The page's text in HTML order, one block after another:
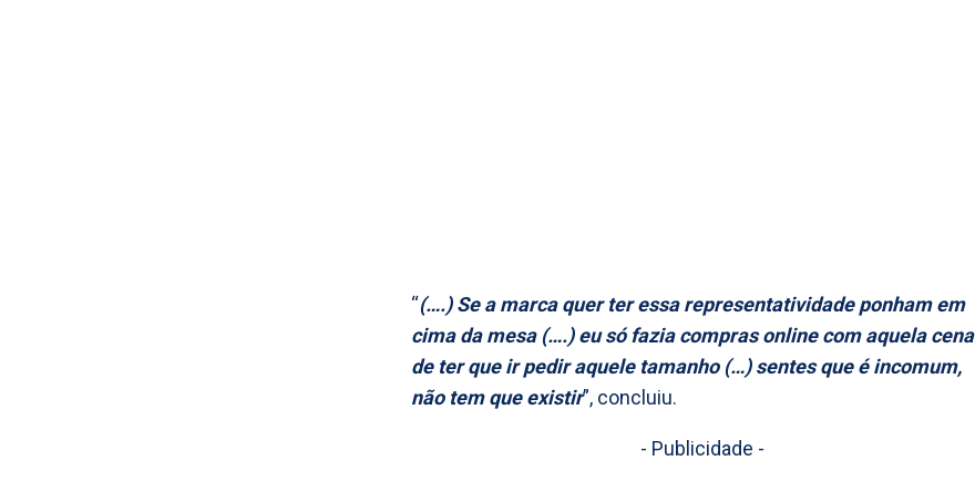
“(….) Se a marca quer ter essa representatividade ponham em
cima da mesa (….) eu só fazia compras online com aquela cena
de ter que ir pedir aquele tamanho (…) sentes que é incomum,
não tem que existir”, concluiu.
- Publicidade -